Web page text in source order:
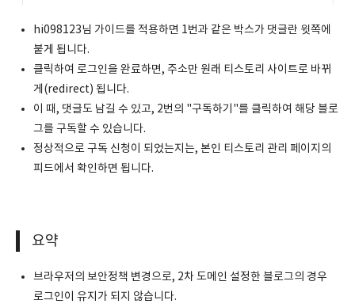
hi098123님 가이드를 적용하면 1번과 같은 박스가 댓글란 윗쪽에
붙게 됩니다.
클릭하여 로그인을 완료하면, 주소만 원래 티스토리 사이트로 바뀌
게(redirect) 됩니다.
이 때, 댓글도 남길 수 있고, 2번의 "구독하기"를 클릭하여 해당 블로
그를 구독할 수 있습니다.
정상적으로 구독 신청이 되었는지는, 본인 티스토리 관리 페이지의
피드에서 확인하면 됩니다.
요약
브라우저의 보안정책 변경으로, 2차 도메인 설정한 블로그의 경우
로그인이 유지가 되지 않습니다.